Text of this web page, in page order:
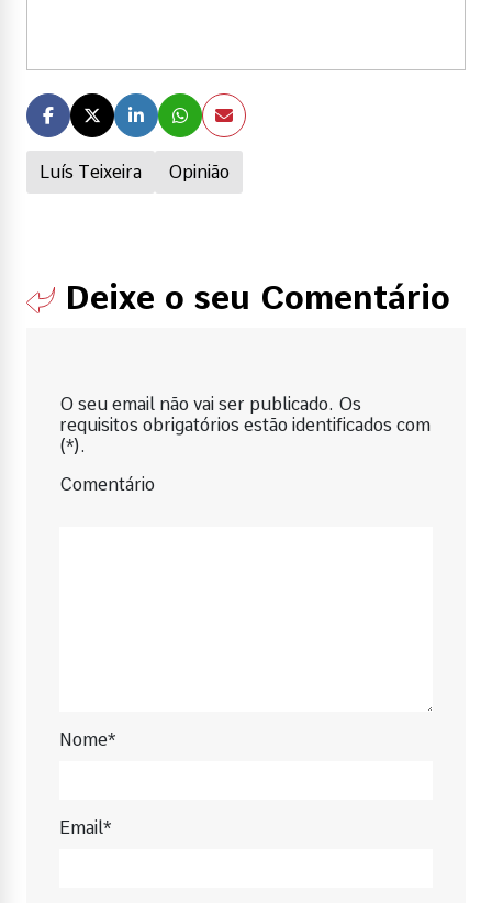
Luís Teixeira Opinião
Deixe o seu Comentário
O seu email não vai ser publicado. Os
requisitos obrigatórios estão identificados com
(*).
Comentário
Nome*
Email*